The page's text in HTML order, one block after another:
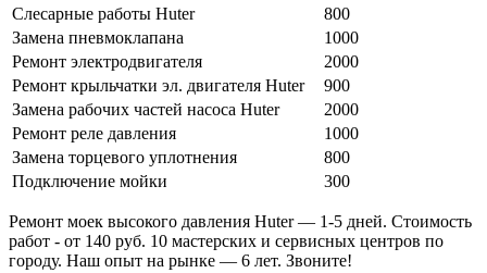
Слесарные работы Huter
800
Замена пневмоклапана
1000
Ремонт электродвигателя
2000
Ремонт крыльчатки эл. двигателя Huter
900
Замена рабочих частей насоса Huter
2000
Ремонт реле давления
1000
Замена торцевого уплотнения
800
Подключение мойки
300
Ремонт моек высокого давления Huter — 1-5 дней. Стоимость
работ - от 140 руб. 10 мастерских и сервисных центров по
городу. Наш опыт на рынке — 6 лет. Звоните!